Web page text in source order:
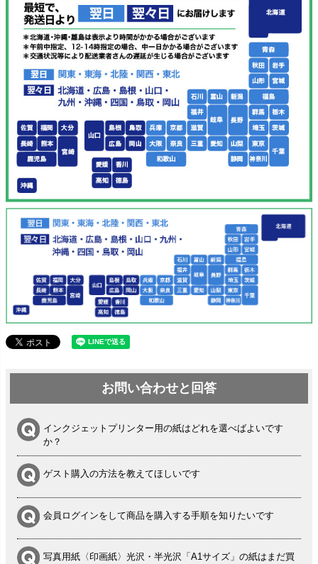
お問い合わせと回答
インクジェットプリンター用の紙はどれを選べばよいです
か？
ゲスト購入の方法を教えてほしいです
会員ログインをして商品を購入する手順を知りたいです
写真用紙〈印画紙〉光沢・半光沢「A1サイズ」の紙はまだ買